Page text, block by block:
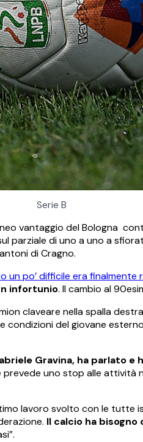
Serie B
vantaggio del Bologna
parziale di uno a uno a
di Cragno.
un po’ difficile era finalmente
infortunio. Il cambio al
claveare nella spalla
condizioni del giovane
Gravina, ha parlato
uno stop alle attività
lavoro svolto con le tutte
Il calcio ha bisogno